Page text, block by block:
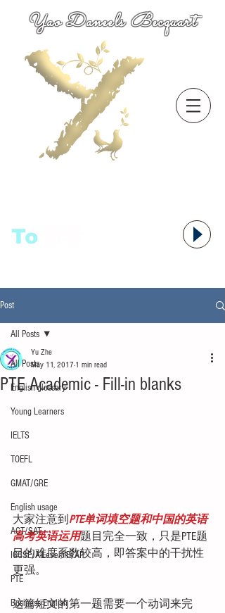
Yao Daneels Becquart
To
Post
All Posts
English glossary
Young Learners
IELTS
TOEFL
GMAT/GRE
English usage
ACT/SAT
IGCSE/A-Level/IB/AP
PTE
Business English
All Posts
PTE Academic - Fill-in blanks
Yu Zhe
May 11, 2017 1 min read
大家注意到 PTE单词填空题和中国的英语
高考英语运用题目完全一致，只是PTE题
目的难度系数较高，即答案中的干扰性
更强。
这篇短文的第一题需要一个动词来完